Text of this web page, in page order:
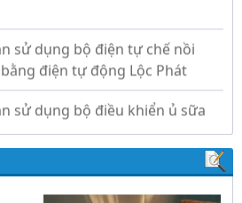
điện tự động Lộc Phát
sử dụng bộ điều khiển ủ sữa
nghiệp Lộc Phát
sử dụng bộ điều khiển độ ẩm
độ và ánh sáng tự động Lộc